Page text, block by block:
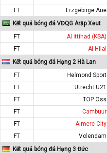
FT
Erzgebirge Aue
Kết quả bóng đá VĐQG Arập Xeut
FT
Al Ittihad (KSA)
FT
Al Hilal
Kết quả bóng đá Hạng 2 Hà Lan
FT
Helmond Sport
FT
Utrecht U21
FT
TOP Oss
FT
Cambuur
FT
Almere City
FT
Volendam
Kết quả bóng đá Hạng 3 Đức